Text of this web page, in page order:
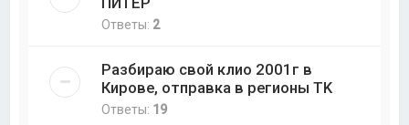
Ответы: 2
Разбираю свой клио 2001г в
Кирове, отправка в регионы ТK
Ответы: 19